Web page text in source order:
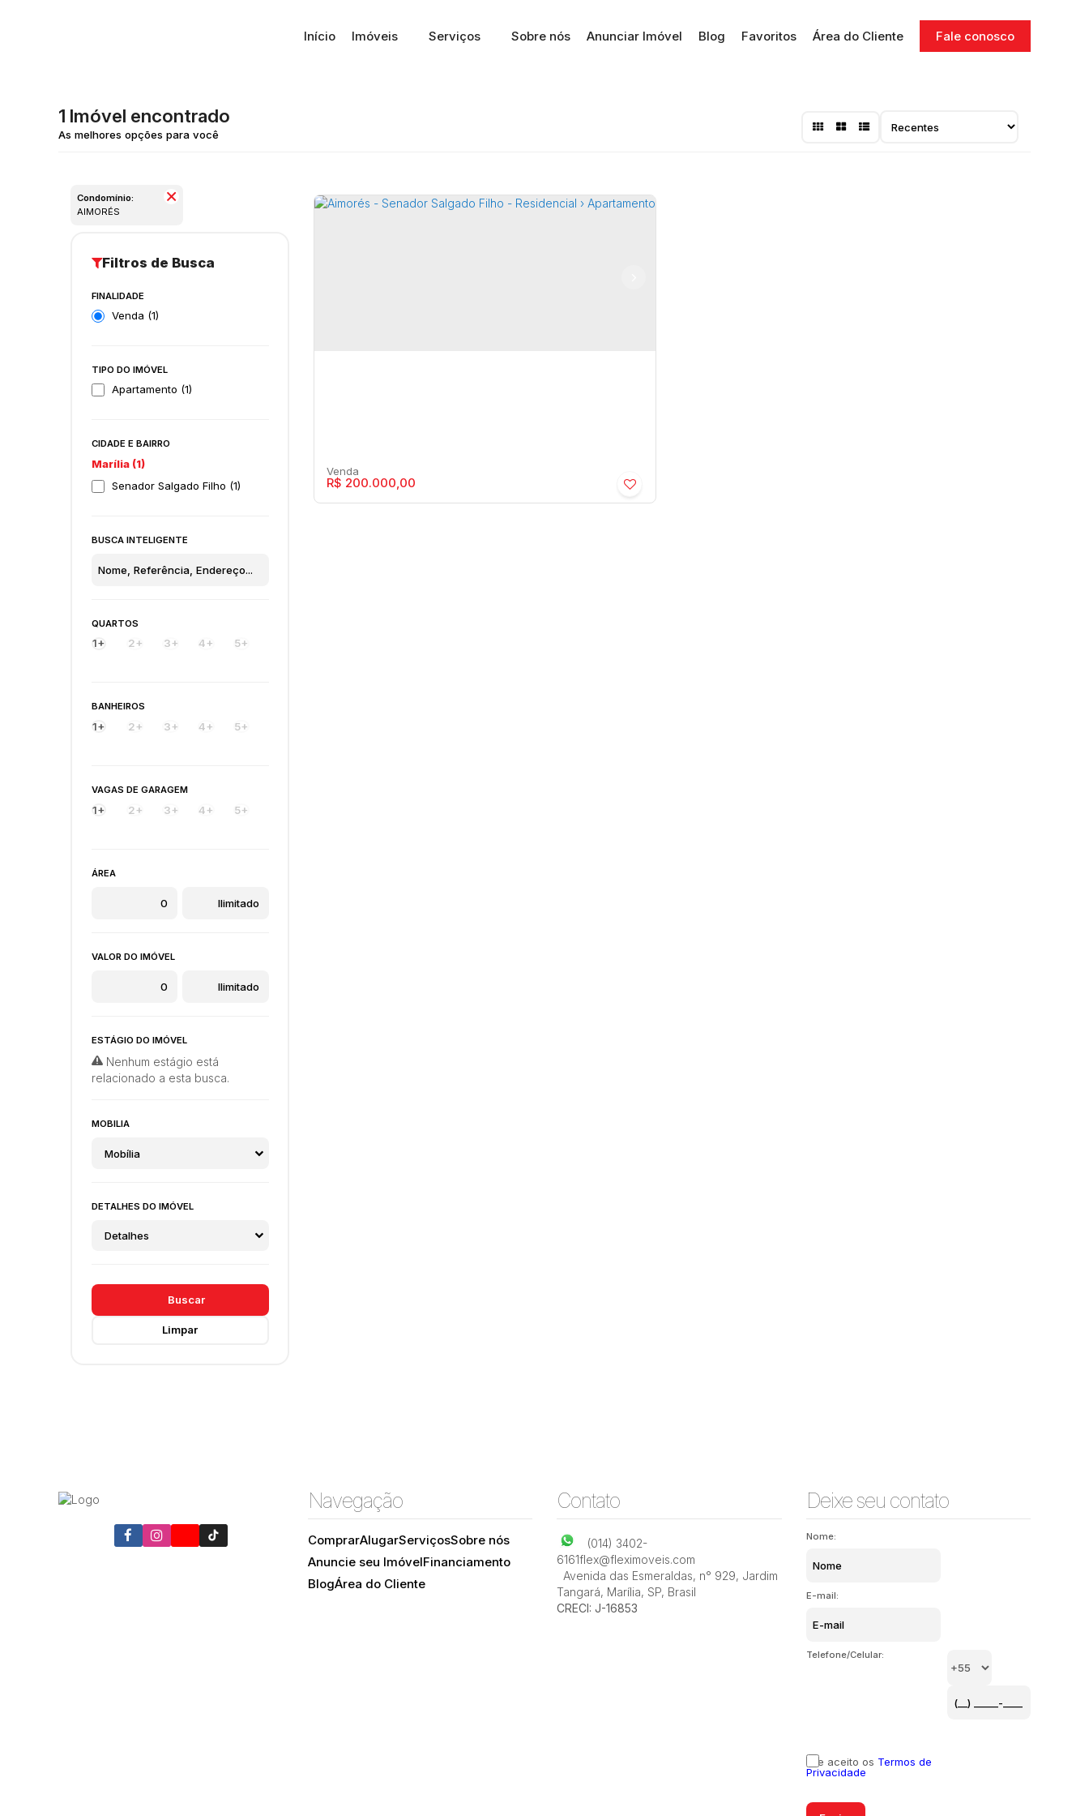
Fale conosco
Área do Cliente
Favoritos
Blog
Anunciar Imóvel
Sobre nós
Serviços
Imóveis
Início
1 Imóvel encontrado
Condomínio:
AIMORÉS
FINALIDADE
Venda (1)
TIPO DO IMÓVEL
Apartamento (1)
CIDADE E BAIRRO
Marília (1)
Senador Salgado Filho (1)
BUSCA INTELIGENTE
QUARTOS
1+ 2+ 3+ 4+ 5+
BANHEIROS
1+ 2+ 3+ 4+ 5+
VAGAS DE GARAGEM
1+ 2+ 3+ 4+ 5+
ÁREA
VALOR DO IMÓVEL
ESTÁGIO DO IMÓVEL
Nenhum estágio está
relacionado a esta busca.
MOBILIA
Mobília
DETALHES DO IMÓVEL
Detalhes
Buscar
Limpar
R$ 200.000,00
Navegação
ComprarAlugarServiçosSobre nós
Anuncie seu ImóvelFinanciamento
BlogÁrea do Cliente
Contato
(014) 3402-
6161flex@fleximoveis.com
Avenida das Esmeraldas, n° 929, Jardim
Tangará, Marília, SP, Brasil
CRECI: J-16853
Deixe seu contato
Nome:
E-mail:
Telefone/Celular:
Li e aceito os Termos de
Privacidade